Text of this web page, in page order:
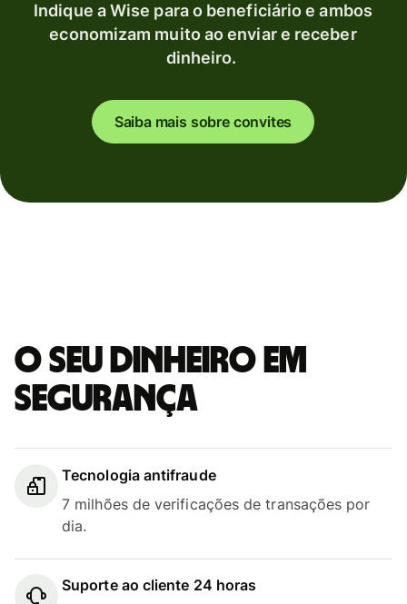
Indique a Wise para o beneficiário e ambos
economizam muito ao enviar e receber
dinheiro.
Saiba mais sobre convites
O seu dinheiro em
segurança
Tecnologia antifraude
7 milhões de verificações de transações por
dia.
Suporte ao cliente 24 horas